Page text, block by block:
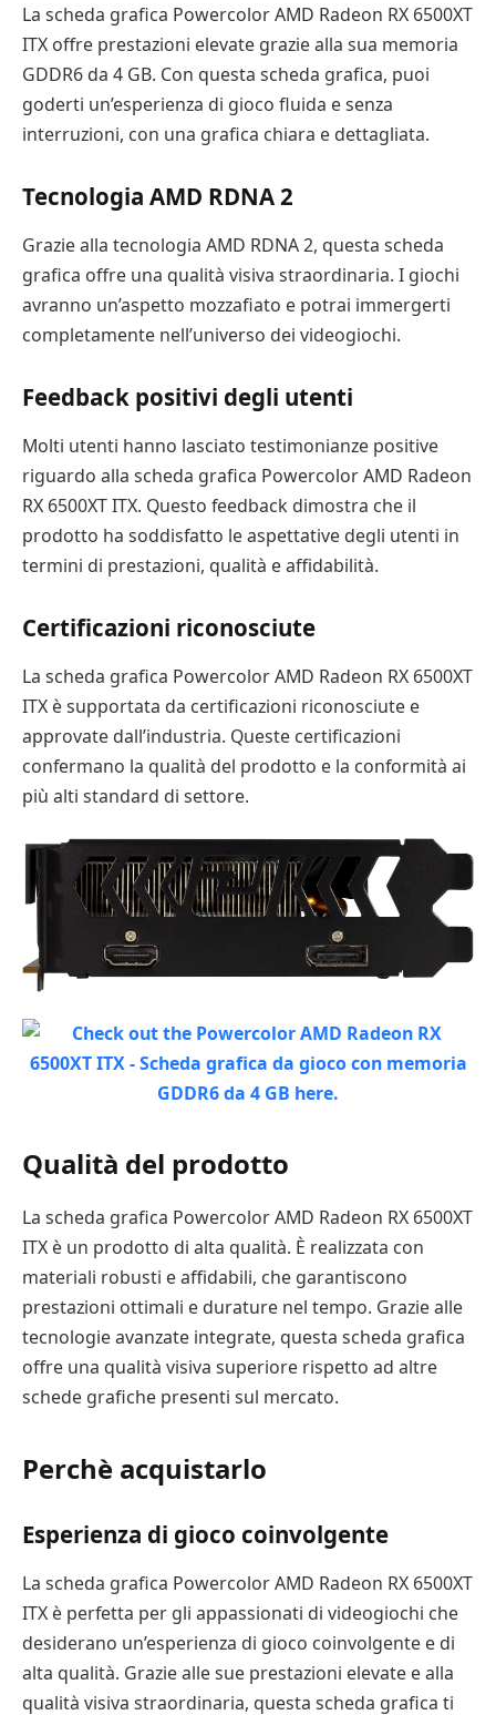
La scheda grafica Powercolor AMD Radeon RX 6500XT
ITX offre prestazioni elevate grazie alla sua memoria
GDDR6 da 4 GB. Con questa scheda grafica, puoi
goderti un’esperienza di gioco fluida e senza
interruzioni, con una grafica chiara e dettagliata.
Tecnologia AMD RDNA 2
Grazie alla tecnologia AMD RDNA 2, questa scheda
grafica offre una qualità visiva straordinaria. I giochi
avranno un’aspetto mozzafiato e potrai immergerti
completamente nell’universo dei videogiochi.
Feedback positivi degli utenti
Molti utenti hanno lasciato testimonianze positive
riguardo alla scheda grafica Powercolor AMD Radeon
RX 6500XT ITX. Questo feedback dimostra che il
prodotto ha soddisfatto le aspettative degli utenti in
termini di prestazioni, qualità e affidabilità.
Certificazioni riconosciute
La scheda grafica Powercolor AMD Radeon RX 6500XT
ITX è supportata da certificazioni riconosciute e
approvate dall’industria. Queste certificazioni
confermano la qualità del prodotto e la conformità ai
più alti standard di settore.
Qualità del prodotto
La scheda grafica Powercolor AMD Radeon RX 6500XT
ITX è un prodotto di alta qualità. È realizzata con
materiali robusti e affidabili, che garantiscono
prestazioni ottimali e durature nel tempo. Grazie alle
tecnologie avanzate integrate, questa scheda grafica
offre una qualità visiva superiore rispetto ad altre
schede grafiche presenti sul mercato.
Perchè acquistarlo
Esperienza di gioco coinvolgente
La scheda grafica Powercolor AMD Radeon RX 6500XT
ITX è perfetta per gli appassionati di videogiochi che
desiderano un’esperienza di gioco coinvolgente e di
alta qualità. Grazie alle sue prestazioni elevate e alla
qualità visiva straordinaria, questa scheda grafica ti